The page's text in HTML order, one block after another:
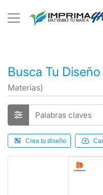
Busca Tu Diseño
Materias)
Crea tu diseño